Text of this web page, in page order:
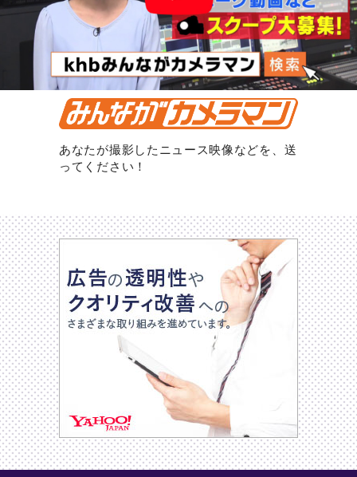
あなたが撮影したニュース映像などを、送
ってください！